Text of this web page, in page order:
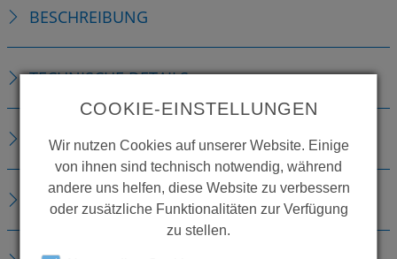
BESCHREIBUNG
TECHNISCHE DETAILS
ZUBEHÖR
ERSATZTEILE
COOKIE-EINSTELLUNGEN
Wir nutzen Cookies auf unserer Website. Einige
von ihnen sind technisch notwendig, während
andere uns helfen, diese Website zu verbessern
oder zusätzliche Funktionalitäten zur Verfügung
zu stellen.